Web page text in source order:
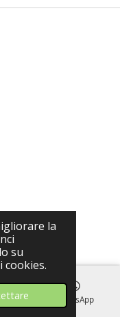
la
su
cookies.
WhatsApp